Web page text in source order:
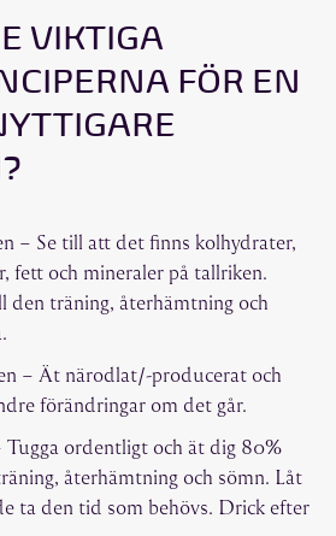
VIKTIGA
FÖR EN
– Se till att det finns kolhydrater,
fett och mineraler på tallriken.
den träning, återhämtning och
– Ät närodlat/-producerat och
förändringar om det går.
ordentligt och ät dig 80%
återhämtning och sömn. Låt
ta den tid som behövs. Drick efter